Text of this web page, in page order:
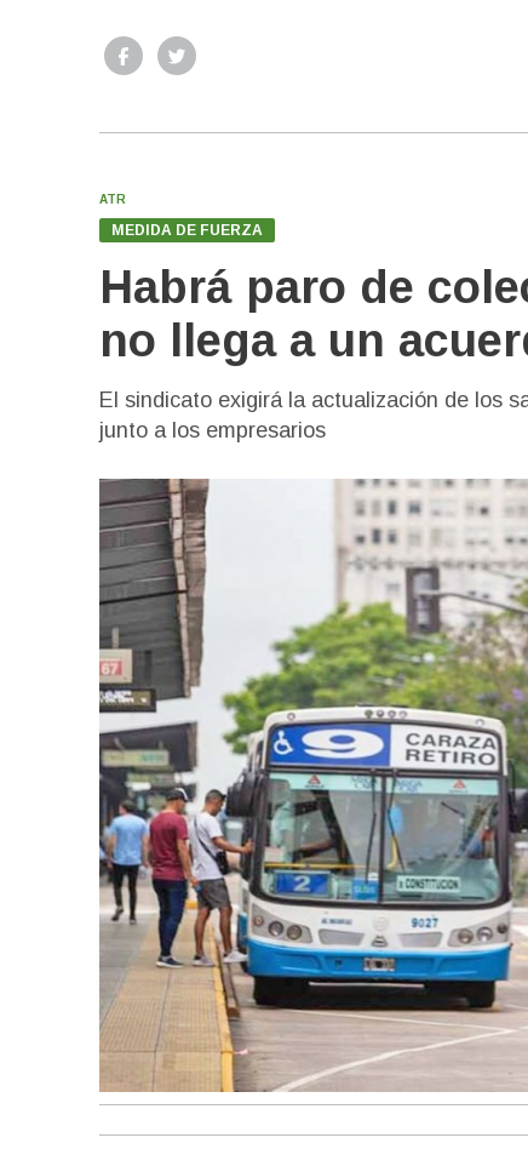
ATR
MEDIDA DE FUERZA
Habrá paro de
no llega a un
El sindicato exigirá la actualización de los
junto a los empresarios